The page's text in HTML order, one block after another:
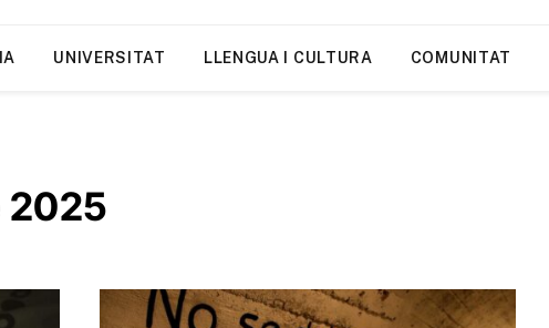
UNIVERSITAT LLENGUA I CULTURA COMUNITAT
2025